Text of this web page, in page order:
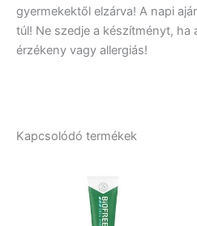
gyermekektől elzárva! A napi
túl! Ne szedje a készítményt, ha
érzékeny vagy allergiás!
Kapcsolódó termékek